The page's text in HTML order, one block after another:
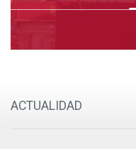
ACTUALIDAD